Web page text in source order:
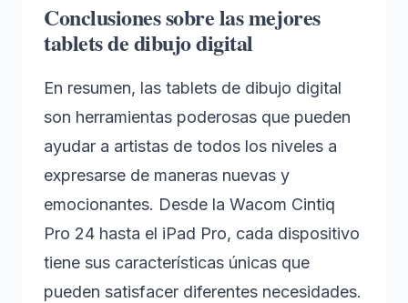
Conclusiones sobre las mejores
tablets de dibujo digital
En resumen, las tablets de dibujo digital
son herramientas poderosas que pueden
ayudar a artistas de todos los niveles a
expresarse de maneras nuevas y
emocionantes. Desde la Wacom Cintiq
Pro 24 hasta el iPad Pro, cada dispositivo
tiene sus características únicas que
pueden satisfacer diferentes necesidades.